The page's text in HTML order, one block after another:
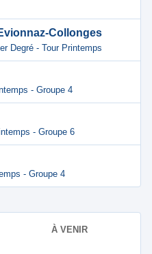
Collonges
Degré - Tour Printemps
- Groupe 4
- Groupe 6
- Groupe 4
À VENIR